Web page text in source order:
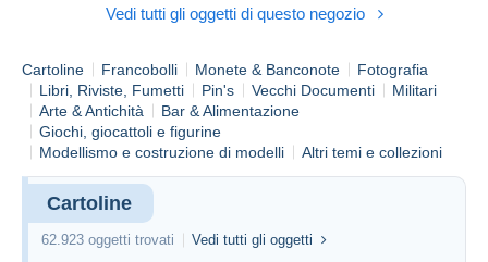
Vedi tutti gli oggetti di questo negozio
Cartoline Francobolli Monete & Banconote
Fotografia
Libri, Riviste, Fumetti
Pin's Vecchi Documenti
Militari
Arte & Antichità
Bar & Alimentazione
Giochi, giocattoli e figurine
Modellismo e costruzione di modelli
Altri temi e collezioni
Cartoline
62.923 oggetti trovati Vedi tutti gli oggetti